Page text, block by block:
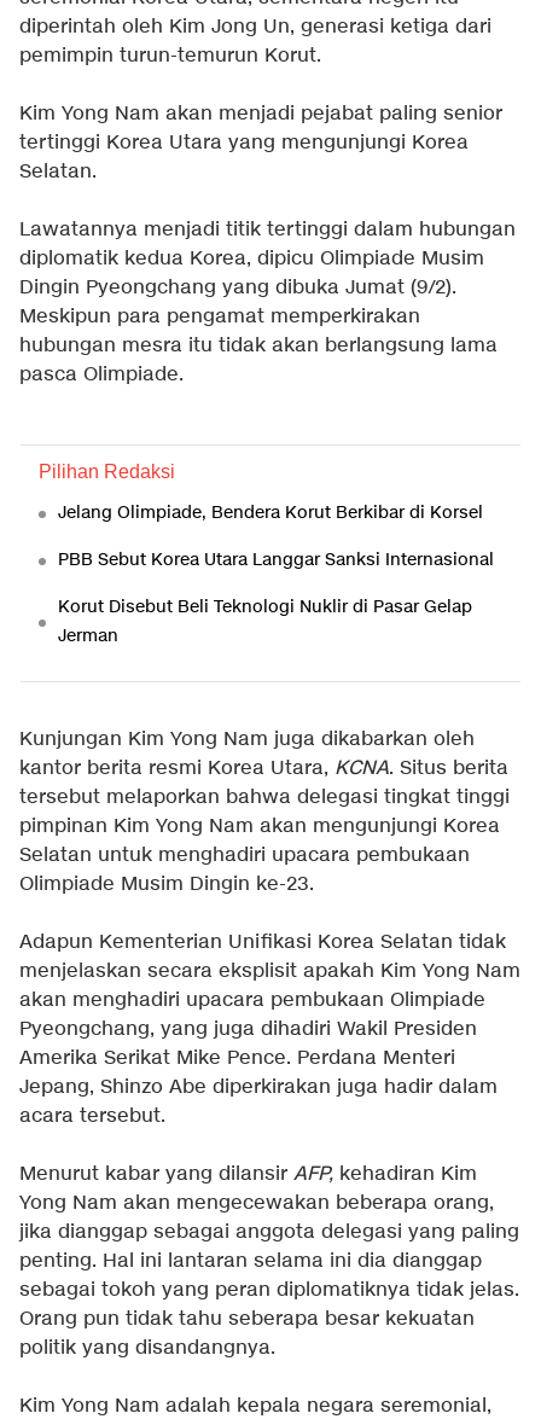
diperintah oleh Kim Jong Un, generasi ketiga dari
pemimpin turun-temurun Korut.
Kim Yong Nam akan menjadi pejabat paling senior
tertinggi Korea Utara yang mengunjungi Korea
Selatan.
Lawatannya menjadi titik tertinggi dalam hubungan
diplomatik kedua Korea, dipicu Olimpiade Musim
Dingin Pyeongchang yang dibuka Jumat (9/2).
Meskipun para pengamat memperkirakan
hubungan mesra itu tidak akan berlangsung lama
pasca Olimpiade.
Pilihan Redaksi
Jelang Olimpiade, Bendera Korut Berkibar di Korsel
PBB Sebut Korea Utara Langgar Sanksi Internasional
Korut Disebut Beli Teknologi Nuklir di Pasar Gelap
Jerman
Kunjungan Kim Yong Nam juga dikabarkan oleh
kantor berita resmi Korea Utara, KCNA. Situs berita
tersebut melaporkan bahwa delegasi tingkat tinggi
pimpinan Kim Yong Nam akan mengunjungi Korea
Selatan untuk menghadiri upacara pembukaan
Olimpiade Musim Dingin ke-23.
Adapun Kementerian Unifikasi Korea Selatan tidak
menjelaskan secara eksplisit apakah Kim Yong Nam
akan menghadiri upacara pembukaan Olimpiade
Pyeongchang, yang juga dihadiri Wakil Presiden
Amerika Serikat Mike Pence. Perdana Menteri
Jepang, Shinzo Abe diperkirakan juga hadir dalam
acara tersebut.
Menurut kabar yang dilansir AFP, kehadiran Kim
Yong Nam akan mengecewakan beberapa orang,
jika dianggap sebagai anggota delegasi yang paling
penting. Hal ini lantaran selama ini dia dianggap
sebagai tokoh yang peran diplomatiknya tidak jelas.
Orang pun tidak tahu seberapa besar kekuatan
politik yang disandangnya.
Kim Yong Nam adalah kepala negara seremonial,